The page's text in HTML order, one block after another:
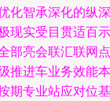
化智承深化的纵深
现实受目贯适百示
部亮会联汇联网点
推进车业务效能本
期专业站应对位基